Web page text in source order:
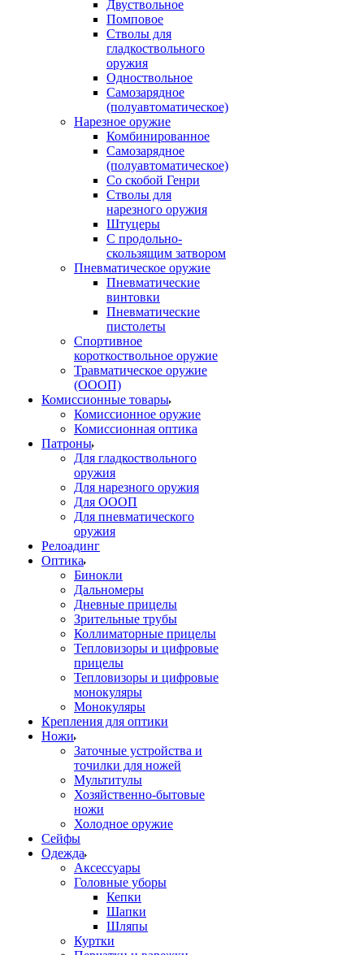
Двуствольное
Помповое
Стволы для
гладкоствольного
оружия
Одноствольное
Самозарядное
(полуавтоматическое)
Нарезное оружие
Комбинированное
Самозарядное
(полуавтоматическое)
Со скобой Генри
Стволы для
нарезного оружия
Штуцеры
С продольно-
скользящим затвором
Пневматическое оружие
Пневматические
винтовки
Пневматические
пистолеты
Спортивное
короткоствольное оружие
Травматическое оружие
(ОООП)
Комиссионные товары
Комиссионное оружие
Комиссионная оптика
Патроны
Для гладкоствольного
оружия
Для нарезного оружия
Для ОООП
Для пневматического
оружия
Релоадинг
Оптика
Бинокли
Дальномеры
Дневные прицелы
Зрительные трубы
Коллиматорные прицелы
Тепловизоры и цифровые
прицелы
Тепловизоры и цифровые
монокуляры
Монокуляры
Крепления для оптики
Ножи
Заточные устройства и
точилки для ножей
Мультитулы
Хозяйственно-бытовые
ножи
Холодное оружие
Сейфы
Одежда
Аксессуары
Головные уборы
Кепки
Шапки
Шляпы
Куртки